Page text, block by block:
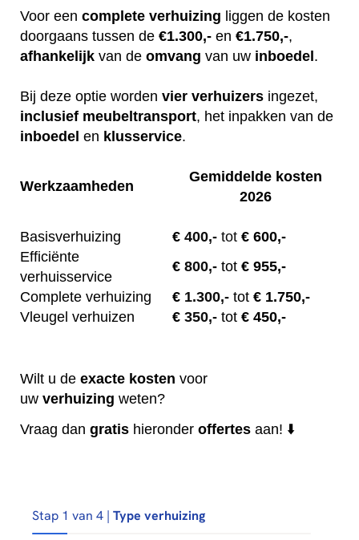
Voor een complete verhuizing liggen de kosten
doorgaans tussen de €1.300,- en €1.750,-,
afhankelijk van de omvang van uw inboedel .
Bij deze optie worden vier verhuizers ingezet,
inclusief meubeltransport, het inpakken van de
inboedel en klusservice.
Werkzaamheden
Gemiddelde kosten
2026
Basisverhuizing € 400,- tot € 600,-
Efficiënte
verhuisservice
€ 800,- tot € 955,-
Complete verhuizing
€ 1.300,- tot € 1.750,-
Vleugel verhuizen
€ 350,- tot € 450,-
Wilt u de exacte kosten voor
uw verhuizing weten?
Vraag dan gratis hieronder offertes aan! ⬇️